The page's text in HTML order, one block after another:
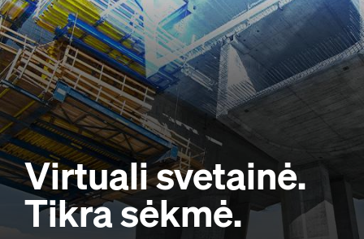
Virtuali svetainė.
Tikra sėkmė.